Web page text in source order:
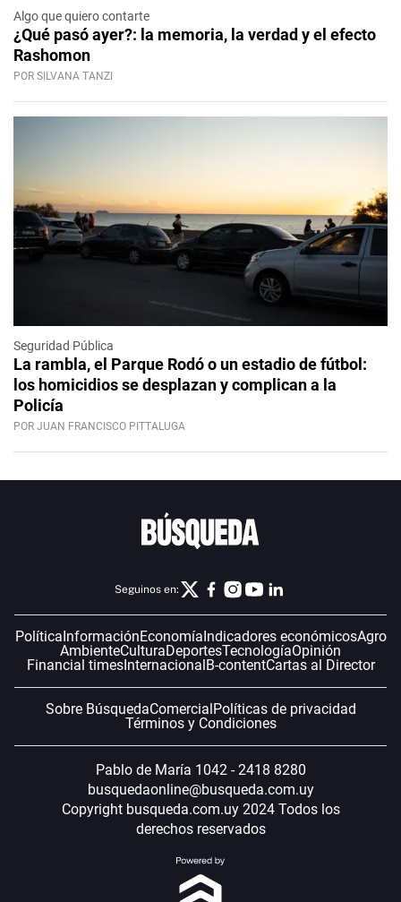
Algo que quiero contarte
¿Qué pasó ayer?: la memoria, la verdad y el efecto
Rashomon
POR SILVANA TANZI
Seguridad Pública
La rambla, el Parque Rodó o un estadio de fútbol:
los homicidios se desplazan y complican a la
Policía
POR JUAN FRANCISCO PITTALUGA
Seguinos en:
Política InformaciónEconomía Indicadores económicosAgro
AmbienteCulturaDeportesTecnologíaOpinión
Financial timesInternacional B-contentCartas al Director
Sobre BúsquedaComercial Políticas de privacidad
Términos y Condiciones
Pablo de María 1042 - 2418 8280
busquedaonline@busqueda.com.uy
Copyright busqueda.com.uy 2024 Todos los
derechos reservados